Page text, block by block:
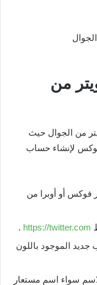
من
من الجوال حيث
لإنشاء حساب
فوكس أو أوبرا من
https://twitter.com
.
الموجود باللون
سواء اسم مستعار